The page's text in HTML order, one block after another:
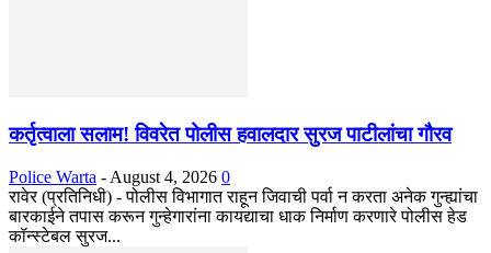
कर्तृत्वाला सलाम! विवरेत पोलीस हवालदार सुरज पाटीलांचा गौरव
Police Warta - August 4, 2026 0
रावेर (प्रतिनिधी) - पोलीस विभागात राहून जिवाची पर्वा न करता अनेक गुन्ह्यांचा
बारकाईने तपास करून गुन्हेगारांना कायद्याचा धाक निर्माण करणारे पोलीस हेड
कॉन्स्टेबल सुरज...